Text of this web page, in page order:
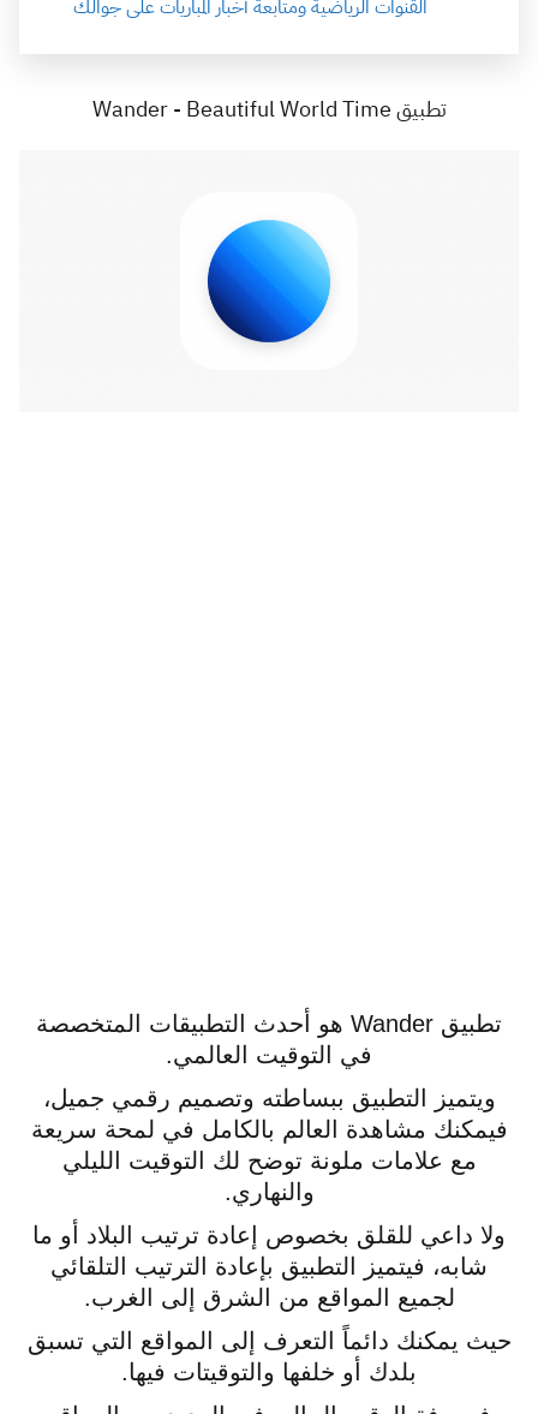
القنوات الرياضية ومتابعة أخبار المباريات على جوالك
تطبيق Wander - Beautiful World Time
تطبيق Wander هو أحدث التطبيقات المتخصصة
في التوقيت العالمي.
ويتميز التطبيق ببساطته وتصميم رقمي جميل،
فيمكنك مشاهدة العالم بالكامل في لمحة سريعة
مع علامات ملونة توضح لك التوقيت الليلي
والنهاري.
ولا داعي للقلق بخصوص إعادة ترتيب البلاد أو ما
شابه، فيتميز التطبيق بإعادة الترتيب التلقائي
لجميع المواقع من الشرق إلى الغرب.
حيث يمكنك دائماً التعرف إلى المواقع التي تسبق
بلدك أو خلفها والتوقيتات فيها.